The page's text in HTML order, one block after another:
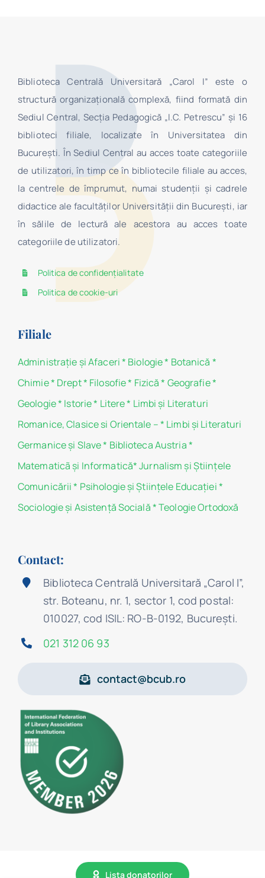
Biblioteca Centrală Universitară „Carol I” este o
structură organizaţională complexă, fiind formată din
Sediul Central, Secţia Pedagogică „I.C. Petrescu” şi 16
biblioteci filiale, localizate în Universitatea din
Bucureşti. În Sediul Central au acces toate categoriile
de utilizatori, în timp ce în bibliotecile filiale au acces,
la centrele de împrumut, numai studenţii şi cadrele
didactice ale facultăților Universității din București, iar
în sălile de lectură ale acestora au acces toate
categoriile de utilizatori.
Politica de confidențialitate
Politica de cookie-uri
Filiale
Administraţie şi Afaceri* Biologie* Botanică *
Chimie* Drept* Filosofie* Fizică * Geografie*
Geologie* Istorie* Litere* Limbi și Literaturi
Romanice, Clasice si Orientale –* Limbi și Literaturi
Germanice şi Slave* Biblioteca Austria*
Matematicã și Informatică*Jurnalism şi Ştiinţele
Comunicării * Psihologie şi Ştiinţele Educaţiei*
Sociologie şi Asistenţă Socială*Teologie Ortodoxă
Contact:
Biblioteca Centrală Universitară „Carol I”,
str. Boteanu, nr. 1, sector 1, cod postal:
010027, cod ISIL: RO-B-0192, Bucureşti.
021 312 06 93
contact@bcub.ro
Lista donatorilor